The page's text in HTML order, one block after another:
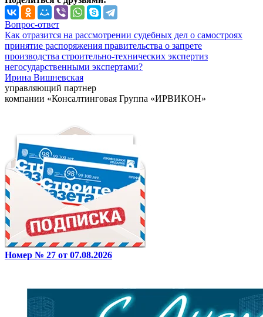
Вопрос-ответ
Как отразится на рассмотрении судебных дел о самостроях
принятие распоряжения правительства о запрете
производства строительно-технических экспертиз
негосударственными экспертами?
Ирина Вишневская
управляющий партнер
компании «Консалтинговая Группа «ИРВИКОН»
Номер № 27 от 07.08.2026